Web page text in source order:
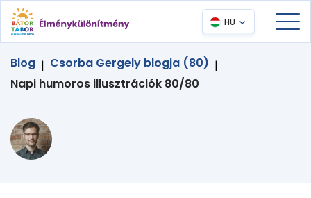
HU
Blog | Csorba Gergely blogja (80) |
Napi humoros illusztrációk 80/80